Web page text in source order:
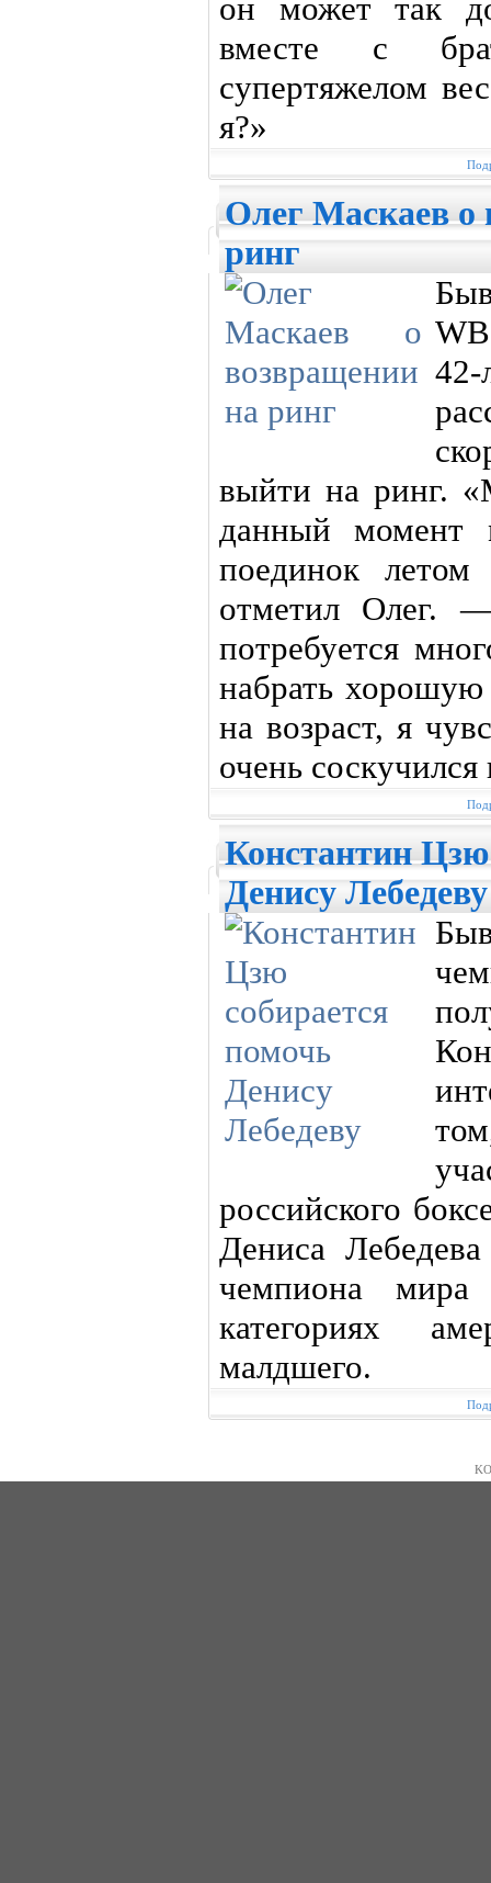
он может так
вместе с
супертяжелом
я?»
Олег Маскаев о
ринг
выйти на ринг.
данный момент
поединок
отметил
потребуется
набрать
на возраст, я
очень
Константин Цзю
Денису Лебедеву
российского
Дениса
чемпиона мира
категориях
малдшего.